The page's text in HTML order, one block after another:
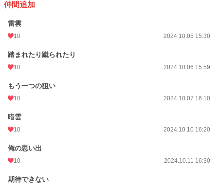
仲間追加
雷雲
10 2024.10.05 15:30
踏まれたり蹴られたり
10 2024.10.06 15:59
もう一つの狙い
10 2024.10.07 16:10
暗雲
10 2024.10.10 16:20
俺の思い出
10 2024.10.11 16:30
期待できない